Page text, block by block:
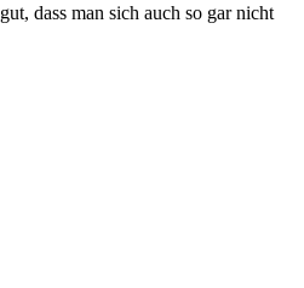
dass man sich auch so gar nicht